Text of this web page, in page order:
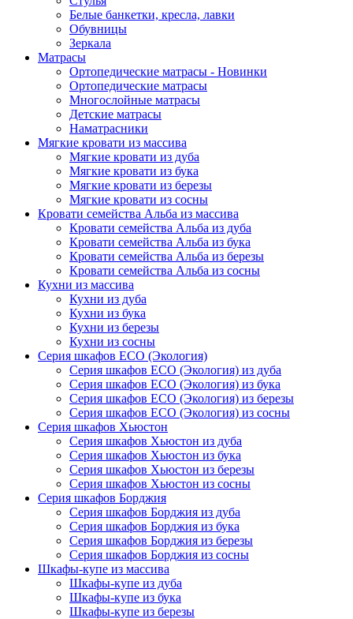
Белые банкетки, кресла, лавки
Обувницы
Зеркала
Матрасы
Ортопедические матрасы - Новинки
Ортопедические матрасы
Многослойные матрасы
Детские матрасы
Наматрасники
Мягкие кровати из массива
Мягкие кровати из дуба
Мягкие кровати из бука
Мягкие кровати из березы
Мягкие кровати из сосны
Кровати семейства Альба из массива
Кровати семейства Альба из дуба
Кровати семейства Альба из бука
Кровати семейства Альба из березы
Кровати семейства Альба из сосны
Кухни из массива
Кухни из дуба
Кухни из бука
Кухни из березы
Кухни из сосны
Серия шкафов ECO (Экология)
Серия шкафов ECO (Экология) из дуба
Серия шкафов ECO (Экология) из бука
Серия шкафов ECO (Экология) из березы
Серия шкафов ECO (Экология) из сосны
Серия шкафов Хьюстон
Серия шкафов Хьюстон из дуба
Серия шкафов Хьюстон из бука
Серия шкафов Хьюстон из березы
Серия шкафов Хьюстон из сосны
Серия шкафов Борджия
Серия шкафов Борджия из дуба
Серия шкафов Борджия из бука
Серия шкафов Борджия из березы
Серия шкафов Борджия из сосны
Шкафы-купе из массива
Шкафы-купе из дуба
Шкафы-купе из бука
Шкафы-купе из березы